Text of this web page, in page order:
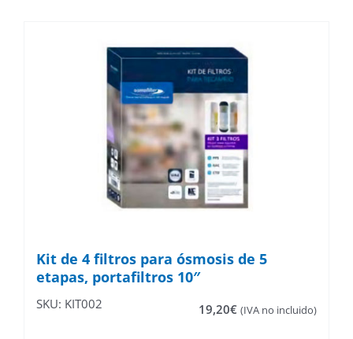
Kit de 4 filtros para ósmosis de 5
etapas, portafiltros 10″
SKU: KIT002 19,20€ (IVA no incluido)